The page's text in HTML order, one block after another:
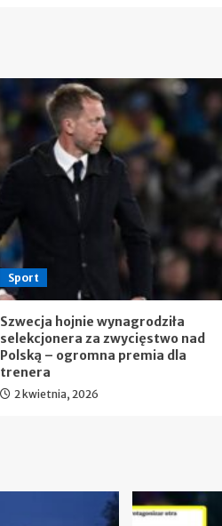
Sport
Szwecja hojnie wynagrodziła
selekcjonera za zwycięstwo nad
Polską – ogromna premia dla
trenera
2 kwietnia, 2026